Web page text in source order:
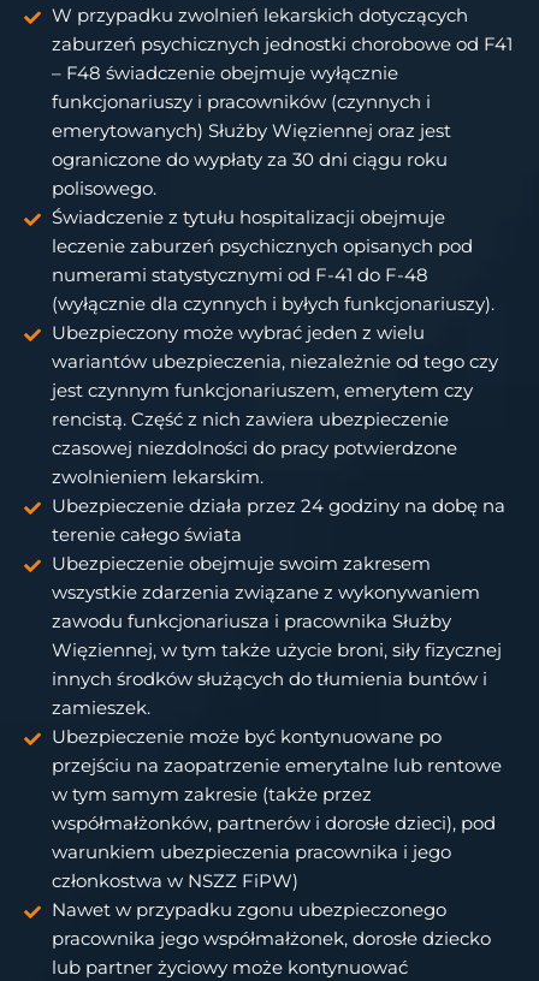
W przypadku zwolnień lekarskich dotyczących
zaburzeń psychicznych jednostki chorobowe od F41
– F48 świadczenie obejmuje wyłącznie
funkcjonariuszy i pracowników (czynnych i
emerytowanych) Służby Więziennej oraz jest
ograniczone do wypłaty za 30 dni ciągu roku
polisowego.
Świadczenie z tytułu hospitalizacji obejmuje
leczenie zaburzeń psychicznych opisanych pod
numerami statystycznymi od F-41 do F-48
(wyłącznie dla czynnych i byłych funkcjonariuszy).
Ubezpieczony może wybrać jeden z wielu
wariantów ubezpieczenia, niezależnie od tego czy
jest czynnym funkcjonariuszem, emerytem czy
rencistą. Część z nich zawiera ubezpieczenie
czasowej niezdolności do pracy potwierdzone
zwolnieniem lekarskim.
Ubezpieczenie działa przez 24 godziny na dobę na
terenie całego świata
Ubezpieczenie obejmuje swoim zakresem
wszystkie zdarzenia związane z wykonywaniem
zawodu funkcjonariusza i pracownika Służby
Więziennej, w tym także użycie broni, siły fizycznej
innych środków służących do tłumienia buntów i
zamieszek.
Ubezpieczenie może być kontynuowane po
przejściu na zaopatrzenie emerytalne lub rentowe
w tym samym zakresie (także przez
współmałżonków, partnerów i dorosłe dzieci), pod
warunkiem ubezpieczenia pracownika i jego
członkostwa w NSZZ FiPW)
Nawet w przypadku zgonu ubezpieczonego
pracownika jego współmałżonek, dorosłe dziecko
lub partner życiowy może kontynuować